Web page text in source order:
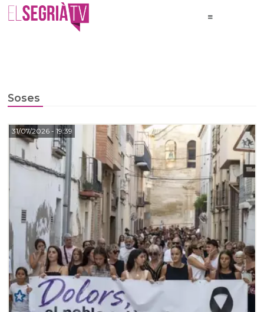
Soses
31/07/2026- 19:39